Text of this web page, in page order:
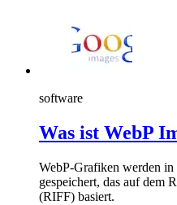
software
Was ist WebP
WebP-Grafiken werden
gespeichert, das auf dem
(RIFF) basiert.